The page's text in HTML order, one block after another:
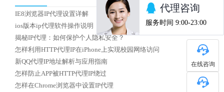
IE8浏览器IP代理设置详解
ios版本ip代理软件操作说明
揭秘IP代理：如何保护个人隐私安全？
怎样利用HTTP代理IP在iPhone上实现校园网络访问
新QQ代理IP地址解析与应用指南
怎样防止APP被HTTP代理IP绕过
怎样在Chrome浏览器中设置IP代理
在线咨询